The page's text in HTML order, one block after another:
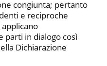
congiunta; pertanto
e reciproche
parti in dialogo così
Dichiarazione